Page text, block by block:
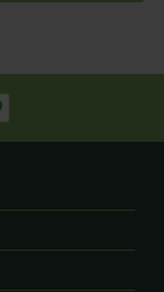
op Twitter
op